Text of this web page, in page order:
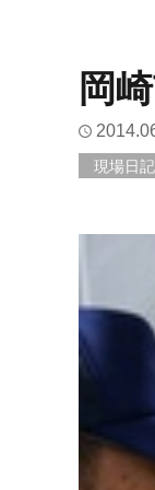
岡
現場日記